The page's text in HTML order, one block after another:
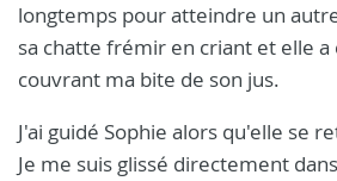
longtemps pour atteindre un
sa chatte frémir en criant et elle a
couvrant ma bite de son jus.
J'ai guidé Sophie alors qu'elle se
Je me suis glissé directement